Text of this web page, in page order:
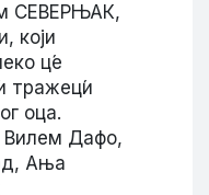
СЕВЕРЊАК,
који
ц́е
тражец́и
оца.
Вилем Дафо,
Ања